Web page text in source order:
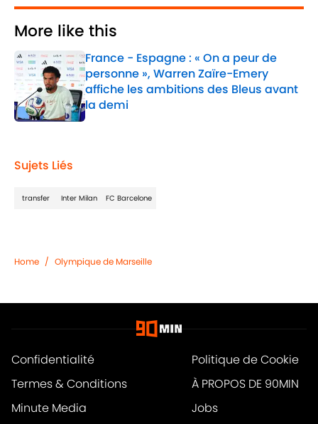
More like this
France - Espagne : « On a peur de
personne », Warren Zaïre-Emery
affiche les ambitions des Bleus avant
la demi
Published by on Invalid Date
Sujets Liés
transfer Inter Milan FC Barcelone
Home / Olympique de Marseille
Confidentialité
Politique de Cookie
Termes & Conditions
À PROPOS DE 90MIN
Minute Media
Jobs